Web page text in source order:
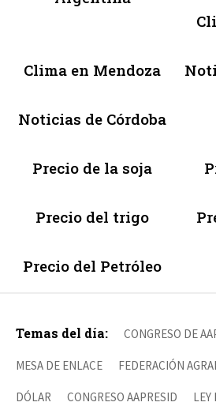
Clima en Mendoza
Noticias de Córdoba
Precio de la soja
Precio del trigo
Precio del Petróleo
Temas del día: CONGRESO DE
MESA DE ENLACE FEDERACIÓN
DÓLAR CONGRESO AAPRESID LEY